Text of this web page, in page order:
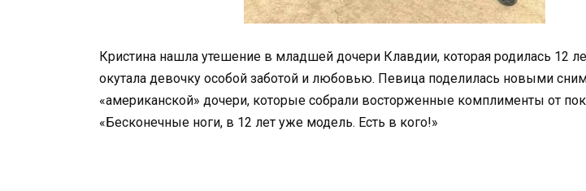
Кристина нашла утешение в младшей дочери Клавдии, которая родилась 12
окутала девочку особой заботой и любовью. Певица поделилась новыми
«американской» дочери, которые собрали восторженные комплименты от
«Бесконечные ноги, в 12 лет уже модель. Есть в кого!»